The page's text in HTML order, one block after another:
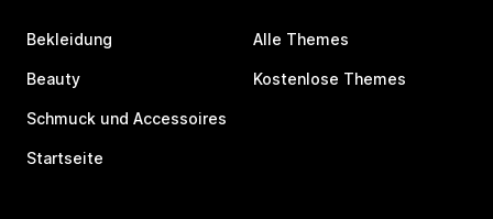
Bekleidung
Beauty
Schmuck und Accessoires
Startseite
Alle Themes
Kostenlose Themes